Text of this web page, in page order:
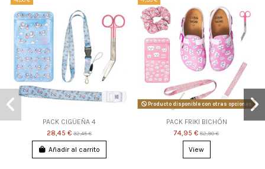
PACK CIGÜEÑA 4
28,45 €32,45 €
Añadir al carrito
Producto disponible con otras opciones
PACK FRIKI BICHÓN
74,95 €82,90 €
View